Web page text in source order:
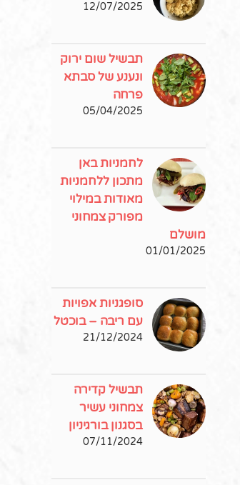
12/07/2025
תבשיל שום ירוק
ונענע של סבתא
פרחה
05/04/2025
לחמניות באן
מתכון ללחמניות
מאודות במילוי
מפורק צמחוני
מושלם
01/01/2025
סופגניות אפויות
עם ריבה – בוכטל
21/12/2024
תבשיל קדירה
צמחוני עשיר
בסגנון בורגיניון
07/11/2024